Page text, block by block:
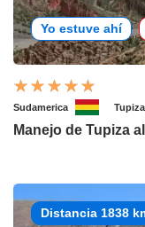
Yo estuve ahí
Sudamerica
Manejo de Tupiza
Distancia 1838